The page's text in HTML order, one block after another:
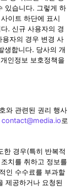
있습니다. 그렇게 하
이트 하단에 표시
. 신규 사용자의 경
자의 경우 변경 사
생합니다. 당사의 개
인정보 보호정책을
와 관련된 권리 행사
contact@media.io로
한 경우(특히 반복적
치를 취하고 정보를
인 수수료를 부과할
제공하거나 요청된